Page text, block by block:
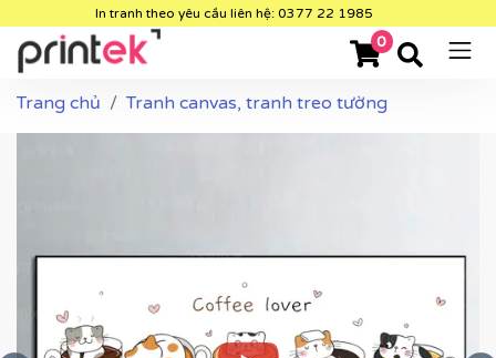
In tranh theo yêu cầu liên hệ: 0377 22 1985
0
Trang chủ Tranh canvas, tranh treo tường